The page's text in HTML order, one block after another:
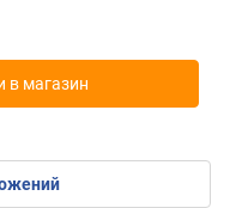
в магазин